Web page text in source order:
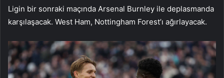
Ligin bir sonraki maçında Arsenal Burnley ile deplasmanda
karşılaşacak. West Ham, Nottingham Forest’ı ağırlayacak.